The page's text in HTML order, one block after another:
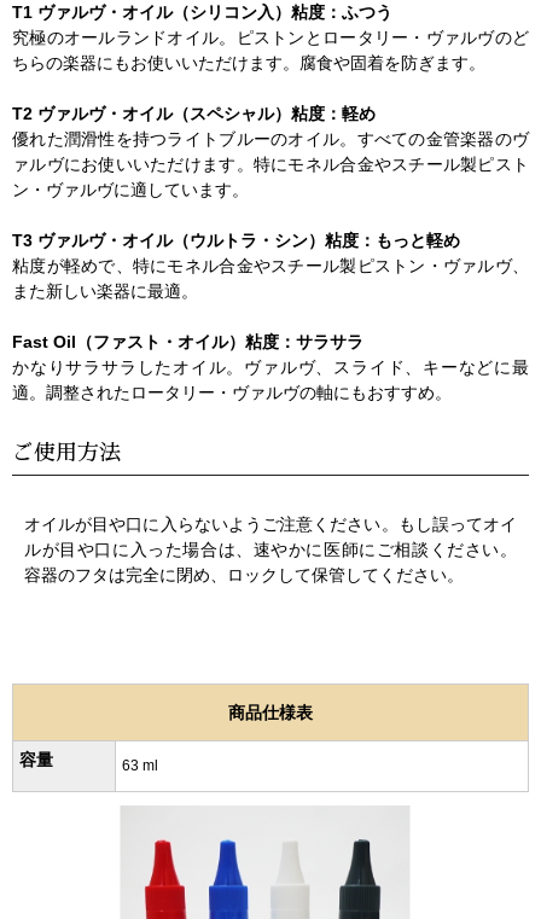
T1 ヴァルヴ・オイル（シリコン入）粘度：ふつう
究極のオールランドオイル。ピストンとロータリー・ヴァルヴのど
ちらの楽器にもお使いいただけます。腐食や固着を防ぎます。
T2 ヴァルヴ・オイル（スペシャル）粘度：軽め
優れた潤滑性を持つライトブルーのオイル。すべての金管楽器のヴ
ァルヴにお使いいただけます。特にモネル合金やスチール製ピスト
ン・ヴァルヴに適しています。
T3 ヴァルヴ・オイル（ウルトラ・シン）粘度：もっと軽め
粘度が軽めで、特にモネル合金やスチール製ピストン・ヴァルヴ、
また新しい楽器に最適。
Fast Oil（ファスト・オイル）粘度：サラサラ
かなりサラサラしたオイル。ヴァルヴ、スライド、キーなどに最
適。調整されたロータリー・ヴァルヴの軸にもおすすめ。
ご使用方法
オイルが目や口に入らないようご注意ください。もし誤ってオイ
ルが目や口に入った場合は、速やかに医師にご相談ください。
容器のフタは完全に閉め、ロックして保管してください。
商品仕様表
容量 63 ml